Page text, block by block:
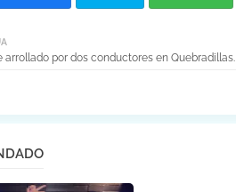
arrollado por dos conductores en Quebradillas.